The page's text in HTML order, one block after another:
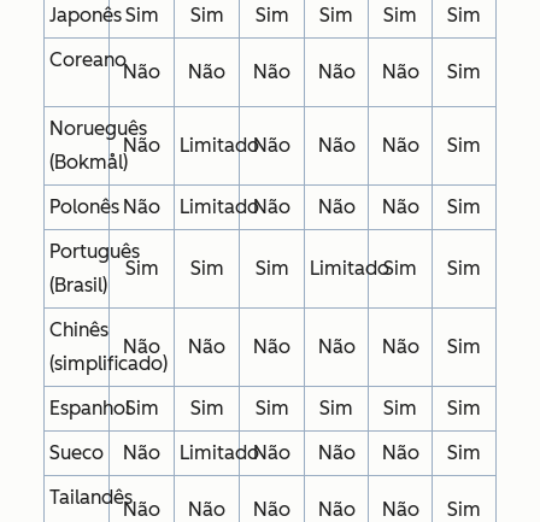
JaponêsSim Sim Sim Sim Sim
Sim
Coreano
Não Não Não Não Não Sim
Norueguês
(Bokmål)
Não LimitadoNão Não Não Sim
Polonês Não LimitadoNão Não Não
Sim
Português
(Brasil)
Sim Sim Sim LimitadoSim Sim
Chinês
(simplificado)
Não Não Não Não Não Sim
EspanholSim Sim Sim Sim Sim
Sim
Sueco
Não LimitadoNão Não Não
Sim
Tailandês
Não Não Não Não Não Sim